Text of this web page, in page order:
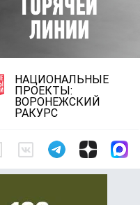
НАЦИОНАЛЬНЫЕ
ПРОЕКТЫ:
ВОРОНЕЖСКИЙ
РАКУРС